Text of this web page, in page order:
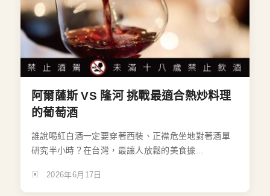
阿爾薩斯 VS 隆河 挑戰最適合熱炒料理
的葡萄酒
誰說喝紅白酒一定要穿著西裝、正襟危坐地對著酒單
研究半小時？在台灣，最讓人放鬆的美食據...
2026年6月17日